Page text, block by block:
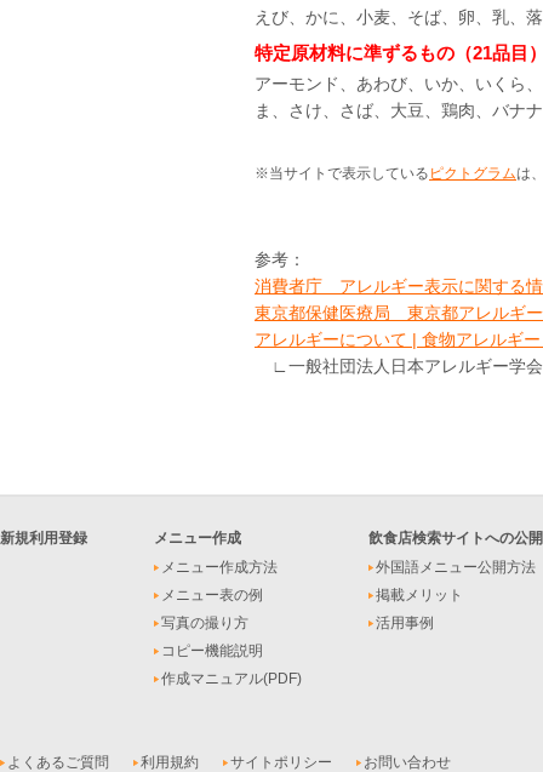
えび、かに、小麦、そば、卵、乳、
特定原材料に準ずるもの（21品目
アーモンド、あわび、いか、いくら
ま、さけ、さば、大豆、鶏肉、バナ
※当サイトで表示している ピクトグラムは
参考：
消費者庁 アレルギー表示に関する
東京都保健医療局 東京都アレルギ
アレルギーについて | 食物アレルギ
∟一般社団法人日本アレルギー学
新規利用登録
メニュー作成
メニュー作成方法
メニュー表の例
写真の撮り方
コピー機能説明
作成マニュアル(PDF)
飲食店検索サイトへの公開
外国語メニュー公開方法
掲載メリット
活用事例
よくあるご質問 利用規約 サイトポリシー お問い合わせ